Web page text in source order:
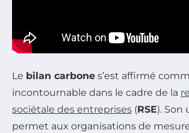
Le bilan carbone s’est affirmé
incontournable dans le cadre de la
sociétale des entreprises (RSE). Son
permet aux organisations de